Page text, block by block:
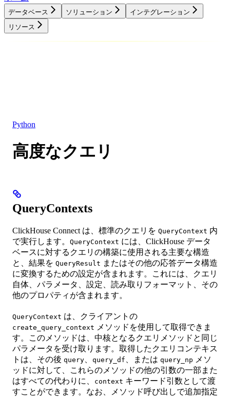
データベース ソリューション
インテグレーション
リソース
Python
高度なクエリ
QueryContexts
ClickHouse Connect は、標準のクエリを QueryContext 内
で実行します。 QueryContext には、ClickHouse データ
ベースに対するクエリの構築に使用される主要な構造
と、結果を QueryResult またはその他の応答データ構造
に変換するための設定が含まれます。これには、クエリ
自体、パラメータ、設定、読み取りフォーマット、その
他のプロパティが含まれます。
QueryContext は、クライアントの
create_query_context メソッドを使用して取得できま
す。このメソッドは、中核となるクエリメソッドと同じ
パラメータを受け取ります。取得したクエリコンテキス
トは、その後 query query_df 、または query_np メソ
ッドに対して、これらのメソッドの他の引数の一部また
はすべての代わりに、
context キーワード引数として渡
すことができます。なお、メソッド呼び出しで追加指定